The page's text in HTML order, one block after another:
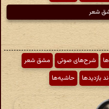
شعر
شرح‌های صوتی
مشق شعر
بازدیدها حاشیه‌ها